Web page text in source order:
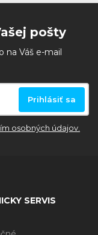
pošty
na Váš e-mail
Prihlásiť sa
osobných údajov.
SERVIS